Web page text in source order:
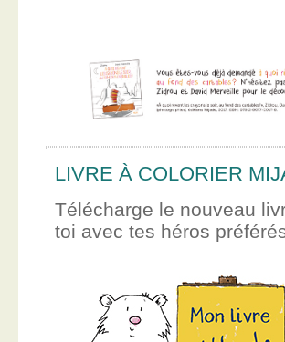
LIVRE À COLORIER
Télécharge le nouveau
toi avec tes héros